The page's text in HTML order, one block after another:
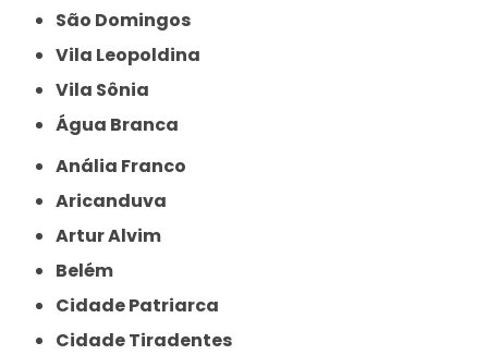
São Domingos
Vila Leopoldina
Vila Sônia
Água Branca
Anália Franco
Aricanduva
Artur Alvim
Belém
Cidade Patriarca
Cidade Tiradentes